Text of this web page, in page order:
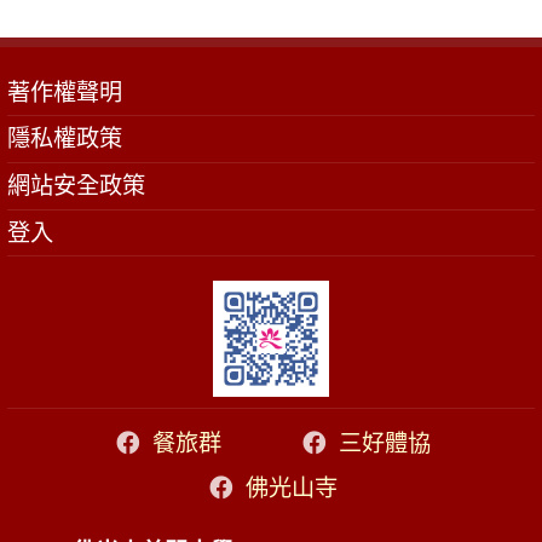
著作權聲明
隱私權政策
網站安全政策
登入
餐旅群
三好體協
佛光山寺